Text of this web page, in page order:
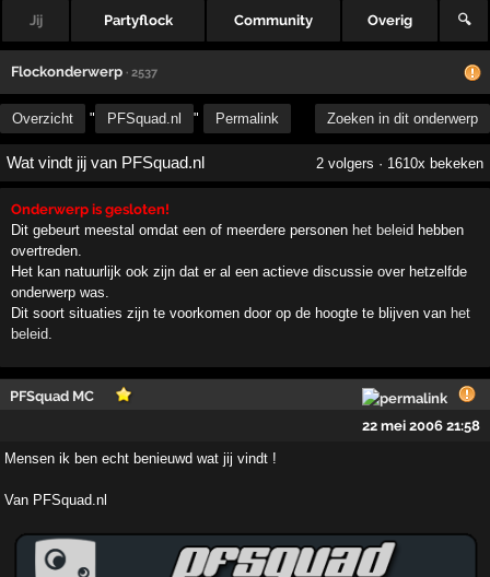
Jij Partyflock Community Overig 🔍
Flockonderwerp · 2537
Overzicht " PFSquad.nl " Permalink Zoeken in dit onderwerp
Wat vindt jij van PFSquad.nl 2 volgers · 1610x bekeken
Onderwerp is gesloten!
Dit gebeurt meestal omdat een of meerdere personen het beleid hebben
overtreden.
Het kan natuurlijk ook zijn dat er al een actieve discussie over hetzelfde
onderwerp was.
Dit soort situaties zijn te voorkomen door op de hoogte te blijven van het
beleid.
PFSquad MC
22 mei 2006 21:58
Mensen ik ben echt benieuwd wat jij vindt !
Van PFSquad.nl